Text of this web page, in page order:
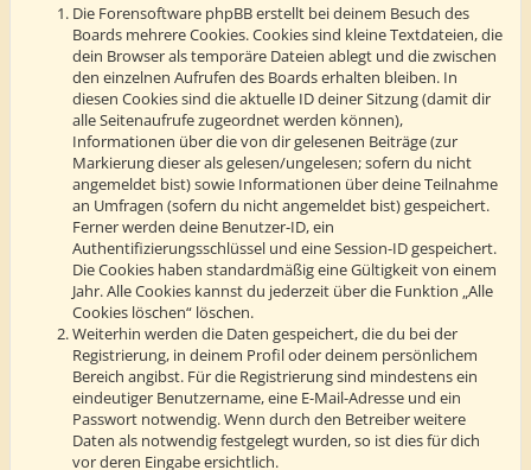
Die Forensoftware phpBB erstellt bei deinem Besuch des
Boards mehrere Cookies. Cookies sind kleine Textdateien, die
dein Browser als temporäre Dateien ablegt und die zwischen
den einzelnen Aufrufen des Boards erhalten bleiben. In
diesen Cookies sind die aktuelle ID deiner Sitzung (damit dir
alle Seitenaufrufe zugeordnet werden können),
Informationen über die von dir gelesenen Beiträge (zur
Markierung dieser als gelesen/ungelesen; sofern du nicht
angemeldet bist) sowie Informationen über deine Teilnahme
an Umfragen (sofern du nicht angemeldet bist) gespeichert.
Ferner werden deine Benutzer-ID, ein
Authentifizierungsschlüssel und eine Session-ID gespeichert.
Die Cookies haben standardmäßig eine Gültigkeit von einem
Jahr. Alle Cookies kannst du jederzeit über die Funktion „Alle
Cookies löschen“ löschen.
Weiterhin werden die Daten gespeichert, die du bei der
Registrierung, in deinem Profil oder deinem persönlichem
Bereich angibst. Für die Registrierung sind mindestens ein
eindeutiger Benutzername, eine E-Mail-Adresse und ein
Passwort notwendig. Wenn durch den Betreiber weitere
Daten als notwendig festgelegt wurden, so ist dies für dich
vor deren Eingabe ersichtlich.